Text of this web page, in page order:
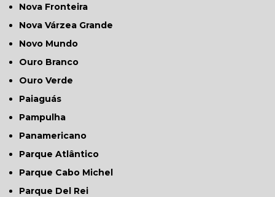
Nova Fronteira
Nova Várzea Grande
Novo Mundo
Ouro Branco
Ouro Verde
Paiaguás
Pampulha
Panamericano
Parque Atlântico
Parque Cabo Michel
Parque Del Rei